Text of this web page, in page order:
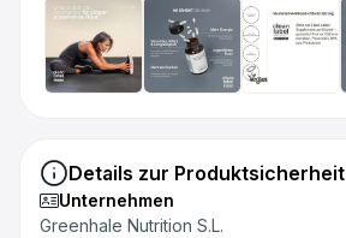
Details zur Produktsicherheit
Unternehmen
Greenhale Nutrition S.L.